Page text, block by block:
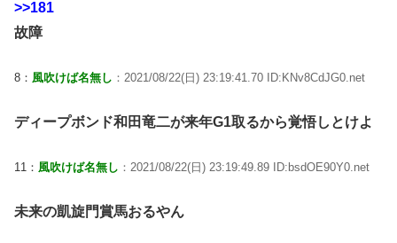
>>181
故障
8： 風吹けば名無し ：2021/08/22(日) 23:19:41.70 ID:KNv8CdJG0.net
ディープボンド和田竜二が来年G1取るから覚悟しとけよ
11： 風吹けば名無し ：2021/08/22(日) 23:19:49.89 ID:bsdOE90Y0.net
未来の凱旋門賞馬おるやん